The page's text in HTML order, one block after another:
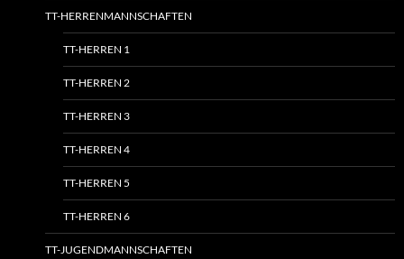
TT-HERRENMANNSCHAFTEN
TT-HERREN 1
TT-HERREN 2
TT-HERREN 3
TT-HERREN 4
TT-HERREN 5
TT-HERREN 6
TT-JUGENDMANNSCHAFTEN